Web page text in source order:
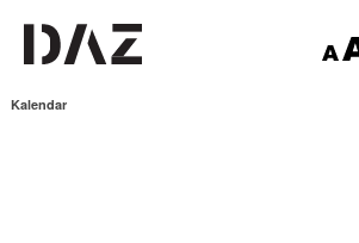
Kalendar